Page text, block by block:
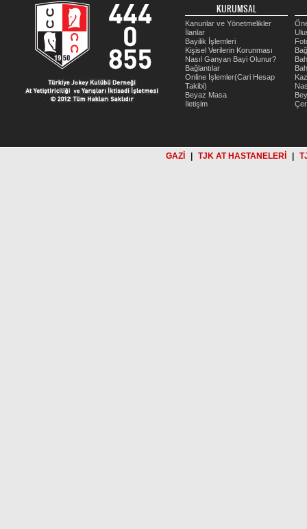
KURUMSAL
Kanunlar ve Yönetmelikler
İlanlar
Bayilik İşlemleri
Kişisel Verilerin Korunması
Nasıl Ganyan Bayi Olunur?
Bağlantılar
Online İşlemler(Cari Hesap
Takibi)
Beyaz Masa
İletişim
GAZİ TJK AT HASTANELERİ